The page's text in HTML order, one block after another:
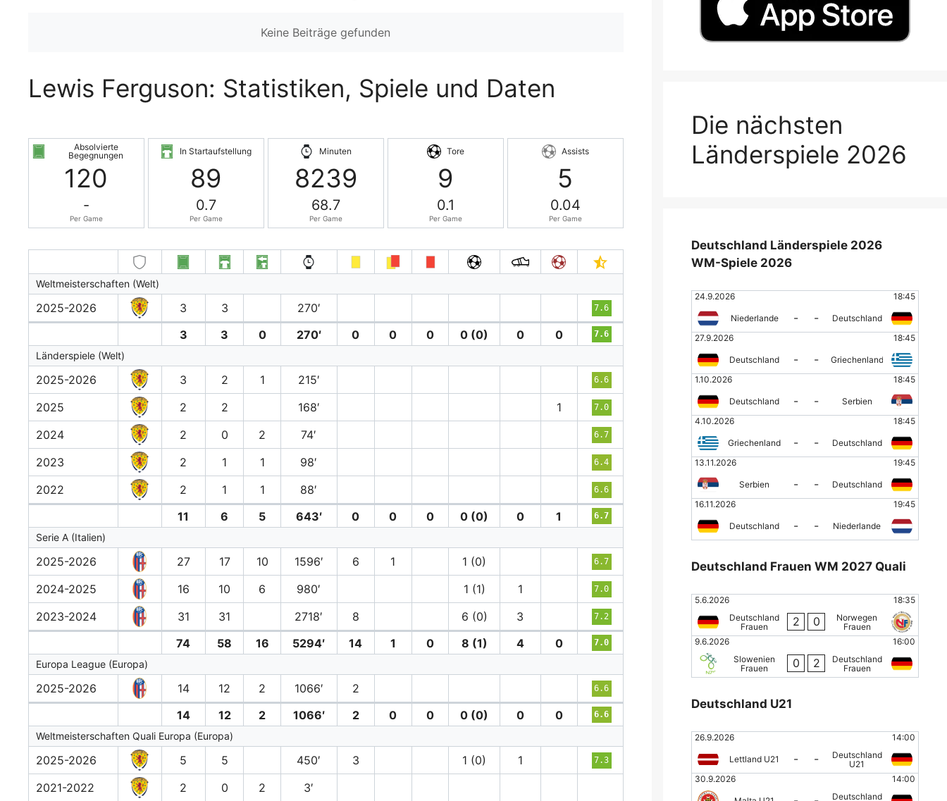
Keine Beiträge gefunden
Lewis Ferguson: Statistiken, Spiele und Daten
Absolvierte
Begegnungen
120
-
Per Game
In Startaufstellung
89
0.7
Per Game
Minuten
8239
68.7
Per Game
Tore
9
0.1
Per Game
Assists
5
0.04
Per Game
Weltmeisterschaften (Welt)
2025-2026 3 3 270′ 7.6
3 3 0 270′ 0 0 0 0 (0) 0 0 7.6
Länderspiele (Welt)
2025-2026 3 2 1 215′ 6.6
2025 2 2 168′ 1 7.0
2024 2 0 2 74′ 6.7
2023 2 1 1 98′ 6.4
2022 2 1 1 88′ 6.6
11 6 5 643′ 0 0 0 0 (0) 0 1 6.7
Serie A (Italien)
2025-2026 27 17 10 1596′ 6 1 1 (0) 6.7
2024-2025 16 10 6 980′ 1 (1) 1 7.0
2023-2024 31 31 2718′ 8 6 (0) 3 7.2
74 58 16 5294′ 14 1 0 8 (1) 4 0 7.0
Europa League (Europa)
2025-2026 14 12 2 1066′ 2 6.6
14 12 2 1066′ 2 0 0 0 (0) 0 0 6.6
Weltmeisterschaften Quali Europa (Europa)
2025-2026 5 5 450′ 3 1 (0) 1 7.3
2021-2022 2 0 2 3′
Die nächsten
Länderspiele 2026
Deutschland Länderspiele 2026
WM-Spiele 2026
24.9.2026 18:45
Niederlande - -
Deutschland
27.9.2026
18:45
Deutschland - -
Griechenland
1.10.2026
18:45
Deutschland - -
Serbien
4.10.2026
18:45
Griechenland - -
Deutschland
13.11.2026
19:45
Serbien - -
Deutschland
16.11.2026
19:45
Deutschland - - Niederlande
Deutschland Frauen WM 2027 Quali
5.6.2026
18:35
Deutschland
Frauen
2 0
Norwegen
Frauen
9.6.2026
16:00
Slowenien
Frauen
0 2
Deutschland
Frauen
Deutschland U21
26.9.2026 14:00
Lettland U21 - -
Deutschland
U21
30.9.2026
14:00
Deutschland